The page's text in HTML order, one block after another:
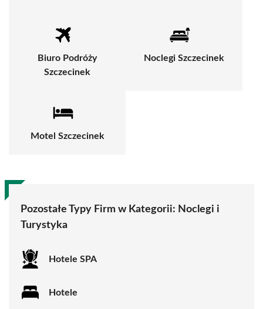
Biuro Podróży
Szczecinek
Noclegi Szczecinek
Motel Szczecinek
Pozostałe Typy Firm w Kategorii: Noclegi i
Turystyka
Hotele SPA
Hotele